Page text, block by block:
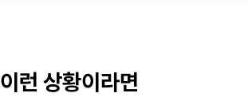
이런 상황이라면